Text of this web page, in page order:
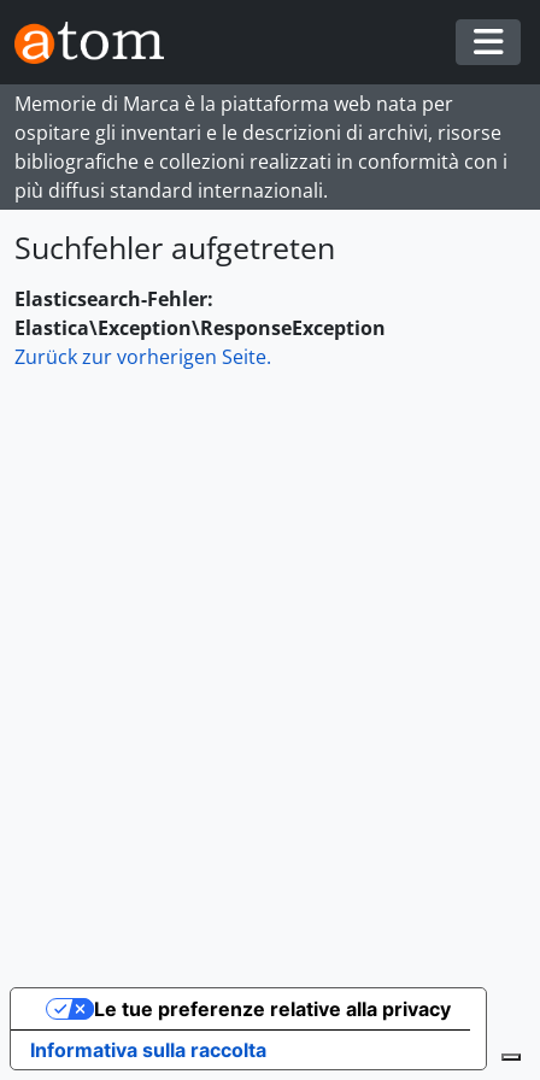
Skip to main content
Memorie di Marca è la piattaforma web nata per
ospitare gli inventari e le descrizioni di archivi, risorse
bibliografiche e collezioni realizzati in conformità con i
più diffusi standard internazionali.
Suchfehler aufgetreten
Elasticsearch-Fehler:
Elastica\Exception\ResponseException
Zurück zur vorherigen Seite.
Informativa sulla raccolta
Le tue preferenze relative alla privacy